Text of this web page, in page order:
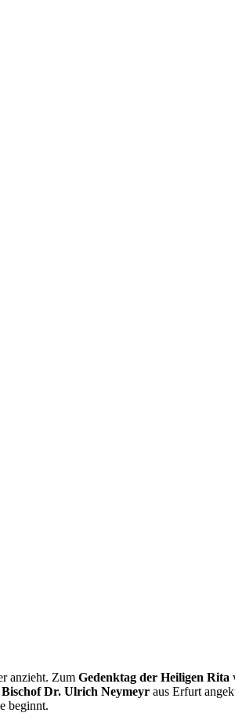
anzieht. Zum Gedenktag der Heiligen Rita
Bischof Dr. Ulrich Neymeyr aus Erfurt
beginnt.